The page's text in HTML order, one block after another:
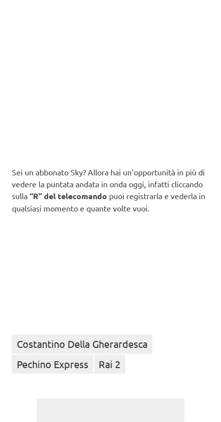
Sei un abbonato Sky? Allora hai un’opportunità in più di
vedere la puntata andata in onda oggi, infatti cliccando
sulla “R” del telecomando puoi registrarla e vederla in
qualsiasi momento e quante volte vuoi.
Costantino Della Gherardesca
Pechino Express
Rai 2